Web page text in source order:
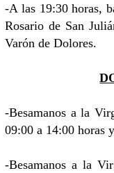
-A las 19:30 horas,
Rosario de San
Varón de Dolores.
-Besamanos a la
09:00 a 14:00 horas
-Besamanos a la